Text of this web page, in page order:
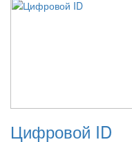
Цифровой ID